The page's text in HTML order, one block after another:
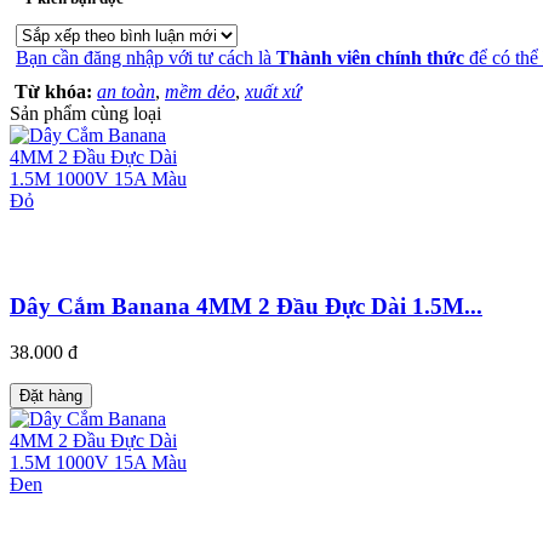
Bạn cần đăng nhập với tư cách là Thành viên chính thức để có
Từ khóa: an toàn, mềm dẻo, xuất xứ
Sản phẩm cùng loại
Dây Cắm Banana 4MM 2 Đầu Đực Dài 1.5M...
38.000 đ
Đặt hàng